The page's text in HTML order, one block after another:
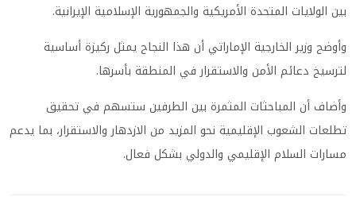
بين الولايات المتحدة الأمريكية والجمهورية الإسلامية الإيرانية.
وأوضح وزير الخارجية الإماراتي أن هذا النجاح يمثل ركيزة أساسية
لترسيخ دعائم الأمن والاستقرار في المنطقة بأسرها.
وأضاف أن المباحثات المثمرة بين الطرفين ستسهم في تحقيق
تطلعات الشعوب الإقليمية نحو المزيد من الازدهار والاستقرار، بما يدعم
مسارات السلام الإقليمي والدولي بشكل فعال.